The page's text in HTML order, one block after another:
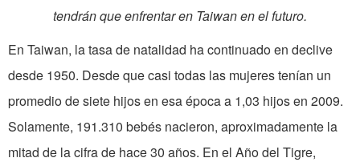
tendrán que enfrentar en Taiwan en el futuro.
En Taiwan, la tasa de natalidad ha continuado en declive
desde 1950. Desde que casi todas las mujeres tenían un
promedio de siete hijos en esa época a 1,03 hijos en 2009.
Solamente, 191.310 bebés nacieron, aproximadamente la
mitad de la cifra de hace 30 años. En el Año del Tigre,